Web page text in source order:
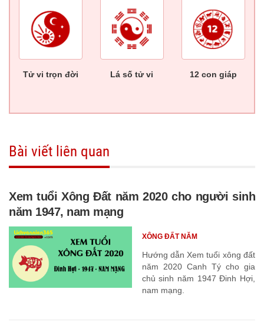
Tử vi trọn đời Lá số tử vi 12 con giáp
Bài viết liên quan
Xem tuổi Xông Đất năm 2020 cho người sinh
năm 1947, nam mạng
Hướng dẫn Xem tuổi xông đất
năm 2020 Canh Tý cho gia
chủ sinh năm 1947 Đinh Hợi,
nam mạng.
XÔNG ĐẤT NĂM